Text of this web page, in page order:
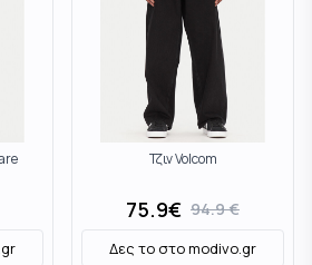
Τζιν Volcom
75.9€ 94.9€
Δες το στοmodivo.gr